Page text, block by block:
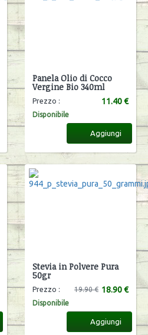
Panela Olio di Cocco
Vergine Bio 340ml
Prezzo : 11.40 €
Disponibile
Aggiungi
Stevia in Polvere Pura
50gr
Prezzo : 18.90 €
19.90 €
Disponibile
Aggiungi